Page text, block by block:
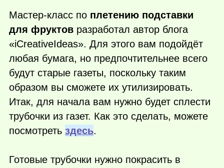
Мастер-класс по плетению подставки
для фруктов разработал автор блога
«iCreativeIdeas». Для этого вам подойдёт
любая бумага, но предпочтительнее всего
будут старые газеты, поскольку таким
образом вы сможете их утилизировать.
Итак, для начала вам нужно будет сплести
трубочки из газет. Как это сделать, можете
посмотреть здесь.
Готовые трубочки нужно покрасить в